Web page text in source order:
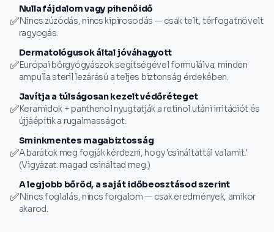
✅
Nulla fájdalom vagy pihenőidő
Nincs zúzódás, nincs kipirosodás — csak telt, térfogatnövelt
ragyogás.
✅
Dermatológusok által jóváhagyott
Európai bőrgyógyászok segítségével formulálva; minden
ampulla steril lezárású a teljes biztonság érdekében.
✅
Javítja a túlságosan kezelt védőréteget
Keramidok + panthenol nyugtatják a retinol utáni irritációt és
újjáépítik a rugalmasságot.
✅
Sminkmentes magabiztosság
A barátok meg fogják kérdezni, hogy 'csináltattál valamit.'
(Vigyázat: magad csináltad meg.)
✅
A legjobb bőröd, a saját időbeosztásod szerint
Nincs foglalás, nincs forgalom — csak eredmények, amikor
akarod.